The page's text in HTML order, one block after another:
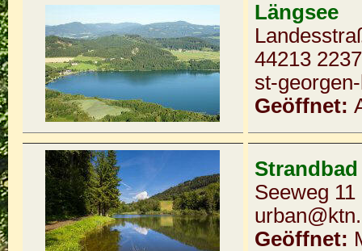
Längsee
44213
st-
Geöffnet:
Seeweg
Geöffnet: